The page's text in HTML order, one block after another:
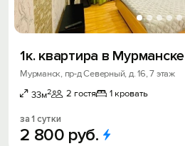
1к. квартира в Мурманске
Мурманск, пр-д Северный, д. 16, 7 этаж
33м2 2 гостя 1 кровать
за 1 сутки
2 800 руб.